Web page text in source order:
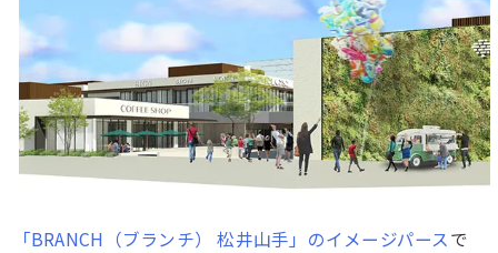
「BRANCH（ブランチ） 松井山手」のイメージパースで